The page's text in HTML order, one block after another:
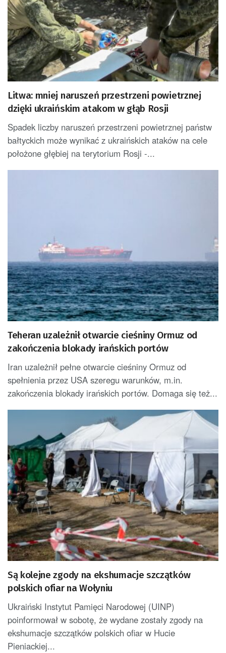
Litwa: mniej naruszeń przestrzeni powietrznej
dzięki ukraińskim atakom w głąb Rosji
Spadek liczby naruszeń przestrzeni powietrznej państw
bałtyckich może wynikać z ukraińskich ataków na cele
położone głębiej na terytorium Rosji -...
Teheran uzależnił otwarcie cieśniny Ormuz od
zakończenia blokady irańskich portów
Iran uzależnił pełne otwarcie cieśniny Ormuz od
spełnienia przez USA szeregu warunków, m.in.
zakończenia blokady irańskich portów. Domaga się też...
Są kolejne zgody na ekshumacje szczątków
polskich ofiar na Wołyniu
Ukraiński Instytut Pamięci Narodowej (UINP)
poinformował w sobotę, że wydane zostały zgody na
ekshumacje szczątków polskich ofiar w Hucie
Pieniackiej...